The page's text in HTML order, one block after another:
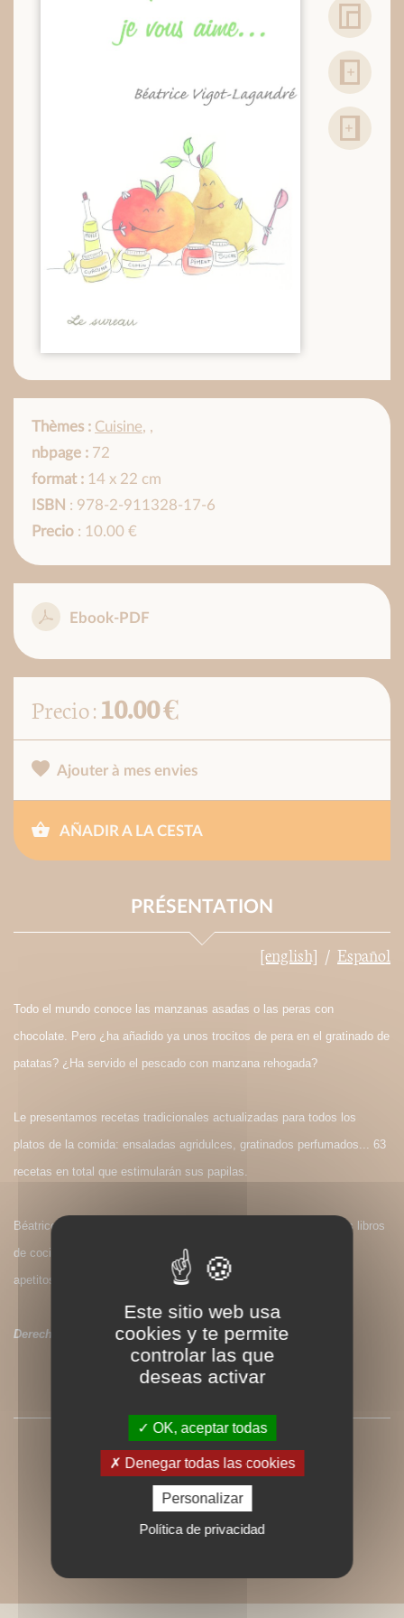
Thèmes : Cuisine, ,
nbpage : 72
format : 14 x 22 cm
ISBN : 978-2-911328-17-6
Precio : 10.00 €
Ebook-PDF
Precio :10.00 €
Ajouter à mes envies
AÑADIR A LA CESTA
PRÉSENTATION
[english] Español
Todo el mundo conoce las manzanas asadas o las peras con
chocolate. Pero ¿ha añadido ya unos trocitos de pera en el gratinado de
patatas? ¿Ha servido el pescado con manzana rehogada?
Le presentamos recetas tradicionales actualizadas para todos los
platos de la comida: ensaladas agridulces, gratinados perfumados... 63
recetas en total que estimularán sus papilas.
Béatrice Vigot-Lagandré es periodista culinaria y autora de varios libros
de cocina. En este libro nos propone decenas de ideas sencillas,
apetitosas y sabrosas para todas las ocasiones.
Derechos de traducción disponibles
Este sitio web usa
cookies y te permite
controlar las que
deseas activar
OK, aceptar todas
Denegar todas las cookies
Personalizar
Política de privacidad